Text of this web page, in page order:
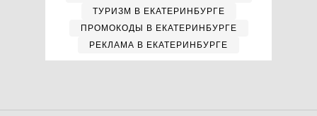
ТУРИЗМ В ЕКАТЕРИНБУРГЕ
ПРОМОКОДЫ В ЕКАТЕРИНБУРГЕ
РЕКЛАМА В ЕКАТЕРИНБУРГЕ